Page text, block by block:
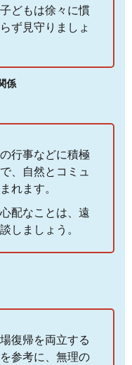
どもは徐々に慣
ず見守りましょ
係
行事などに積極
、自然とコミュ
れます。
配なことは、遠
しましょう。
復帰を両立する
参考に、無理の